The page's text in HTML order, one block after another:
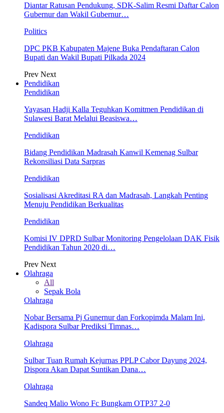
Diantar Ratusan Pendukung, SDK-Salim Resmi Daftar Calon
Gubernur dan Wakil Gubernur…
Politics
DPC PKB Kabupaten Majene Buka Pendaftaran Calon
Bupati dan Wakil Bupati Pilkada 2024
Prev Next
Pendidikan
Pendidikan
Yayasan Hadji Kalla Teguhkan Komitmen Pendidikan di
Sulawesi Barat Melalui Beasiswa…
Pendidikan
Bidang Pendidikan Madrasah Kanwil Kemenag Sulbar
Rekonsiliasi Data Sarpras
Pendidikan
Sosialisasi Akreditasi RA dan Madrasah, Langkah Penting
Menuju Pendidikan Berkualitas
Pendidikan
Komisi IV DPRD Sulbar Monitoring Pengelolaan DAK Fisik
Pendidikan Tahun 2020 di…
Prev Next
Olahraga
All
Sepak Bola
Olahraga
Nobar Bersama Pj Gunernur dan Forkopimda Malam Ini,
Kadispora Sulbar Prediksi Timnas…
Olahraga
Sulbar Tuan Rumah Kejurnas PPLP Cabor Dayung 2024,
Dispora Akan Dapat Suntikan Dana…
Olahraga
Sandeq Malio Wono Fc Bungkam OTP37 2-0